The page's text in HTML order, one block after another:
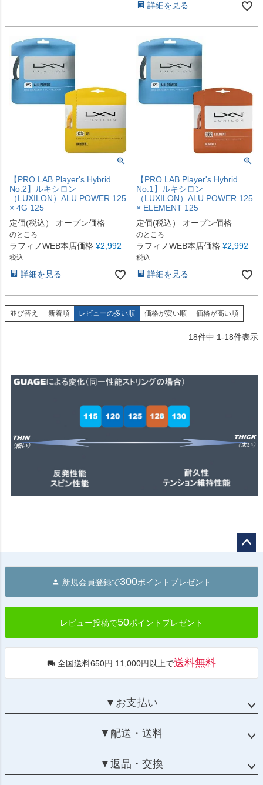
詳細を見る
【PRO LAB Player's Hybrid
No.2】ルキシロン
（LUXILON）ALU POWER 125
× 4G 125
定価(税込）
オープン価格
のところ
ラフィノWEB本店価格 ¥2,992
税込
詳細を見る
【PRO LAB Player's Hybrid
No.1】ルキシロン
（LUXILON）ALU POWER 125
× ELEMENT 125
定価(税込）
オープン価格
のところ
ラフィノWEB本店価格 ¥2,992
税込
詳細を見る
並び替え 新着順 レビューの多い順 価格が安い順 価格が高い順
18件中 1-18件表示
へ
新規会員登録で300ポイントプレゼント
レビュー投稿で50ポイントプレゼント
全国送料650円 11,000円以上で送料無料
▼お支払い
▼配送・送料
▼返品・交換